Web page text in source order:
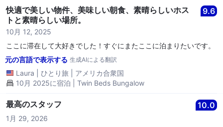
快適で美しい物件、美味しい朝食、素晴らしいホス
トと素晴らしい場所。
9.6
10月 12, 2025
ここに滞在して大好きでした！すぐにまたここに泊まりたいです。
元の言語で表示する 生成AIによる翻訳
Laura ひとり旅
アメリカ合衆国
10月 2025に宿泊 | Twin Beds Bungalow
最高のスタッフ 10.0
1月 29, 2026